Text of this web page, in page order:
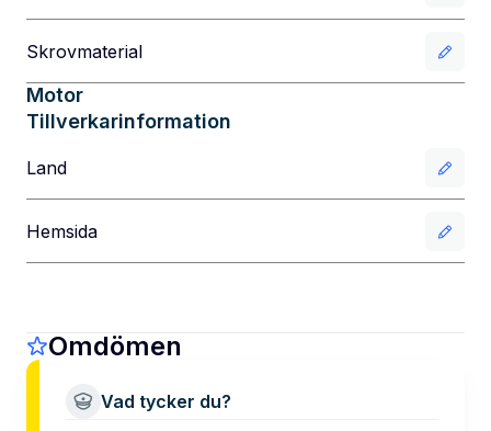
Skrovmaterial
Motor
Tillverkarinformation
Land
Hemsida
Omdömen
Vad tycker du?